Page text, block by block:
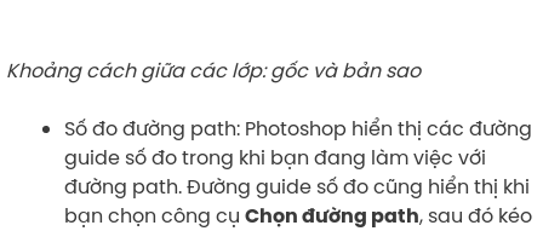
Khoảng cách giữa các lớp: gốc và bản sao
Số đo đường path: Photoshop hiển thị các đường
guide số đo trong khi bạn đang làm việc với
đường path. Đường guide số đo cũng hiển thị khi
bạn chọn công cụ Chọn đường path, sau đó kéo